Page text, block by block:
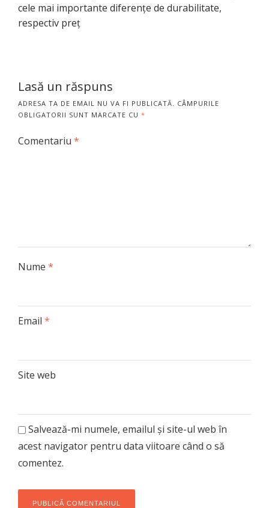
cele mai importante diferențe de durabilitate,
respectiv preț
Lasă un răspuns
ADRESA TA DE EMAIL NU VA FI PUBLICATĂ.
CÂMPURILE
OBLIGATORII SUNT MARCATE CU *
Comentariu *
Nume *
Email *
Site web
Salvează-mi numele, emailul și site-ul web în
acest navigator pentru data viitoare când o să
comentez.